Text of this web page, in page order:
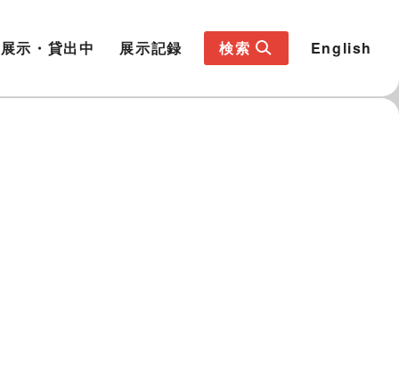
展示・貸出中 展示記録 検索 English